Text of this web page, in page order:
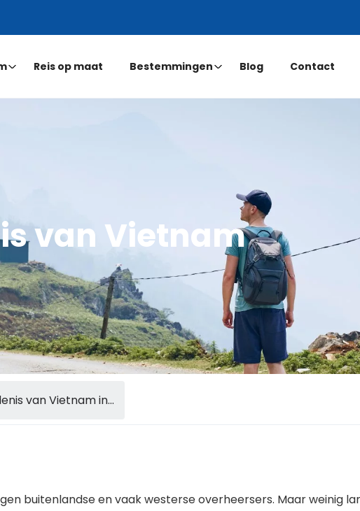
Reis op maat Bestemmingen Blog Contact
van Vietnam
van Vietnam in…
buitenlandse en vaak westerse overheersers. Maar weinig